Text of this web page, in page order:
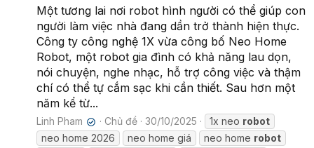
Một tương lai nơi robot hình người có thể giúp con
người làm việc nhà đang dần trở thành hiện thực.
Công ty công nghệ 1X vừa công bố Neo Home
Robot, một robot gia đình có khả năng lau dọn,
nói chuyện, nghe nhạc, hỗ trợ công việc và thậm
chí có thể tự cắm sạc khi cần thiết. Sau hơn một
năm kể từ...
Linh Pham ✔ Chủ đề 30/10/2025 1x neo robot
neo home 2026
neo home giá neo home robot